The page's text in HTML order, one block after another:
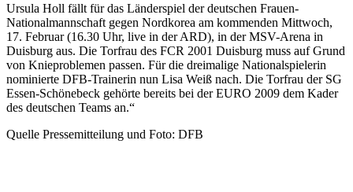
Ursula Holl fällt für das Länderspiel der deutschen Frauen-
Nationalmannschaft gegen Nordkorea am kommenden Mittwoch,
17. Februar (16.30 Uhr, live in der ARD), in der MSV-Arena in
Duisburg aus. Die Torfrau des FCR 2001 Duisburg muss auf Grund
von Knieproblemen passen. Für die dreimalige Nationalspielerin
nominierte DFB-Trainerin nun Lisa Weiß nach. Die Torfrau der SG
Essen-Schönebeck gehörte bereits bei der EURO 2009 dem Kader
des deutschen Teams an.“
Quelle Pressemitteilung und Foto: DFB